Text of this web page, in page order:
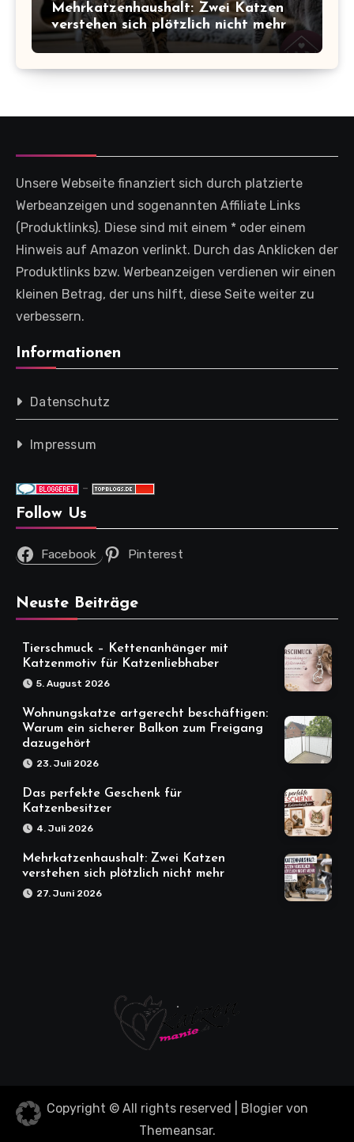
Mehrkatzenhaushalt: Zwei Katzen
verstehen sich plötzlich nicht mehr
Unsere Webseite finanziert sich durch platzierte
Werbeanzeigen und sogenannten Affiliate Links
(Produktlinks). Diese sind mit einem * oder einem
Hinweis auf Amazon verlinkt. Durch das Anklicken der
Produktlinks bzw. Werbeanzeigen verdienen wir einen
kleinen Betrag, der uns hilft, diese Seite weiter zu
verbessern.
Informationen
Datenschutz
Impressum
-
Follow Us
Facebook Pinterest
Neuste Beiträge
Tierschmuck – Kettenanhänger mit
Katzenmotiv für Katzenliebhaber
5. August 2026
Wohnungskatze artgerecht beschäftigen:
Warum ein sicherer Balkon zum Freigang
dazugehört
23. Juli 2026
Das perfekte Geschenk für
Katzenbesitzer
4. Juli 2026
Mehrkatzenhaushalt: Zwei Katzen
verstehen sich plötzlich nicht mehr
27. Juni 2026
Copyright © All rights reserved Blogiervon
Themeansar.